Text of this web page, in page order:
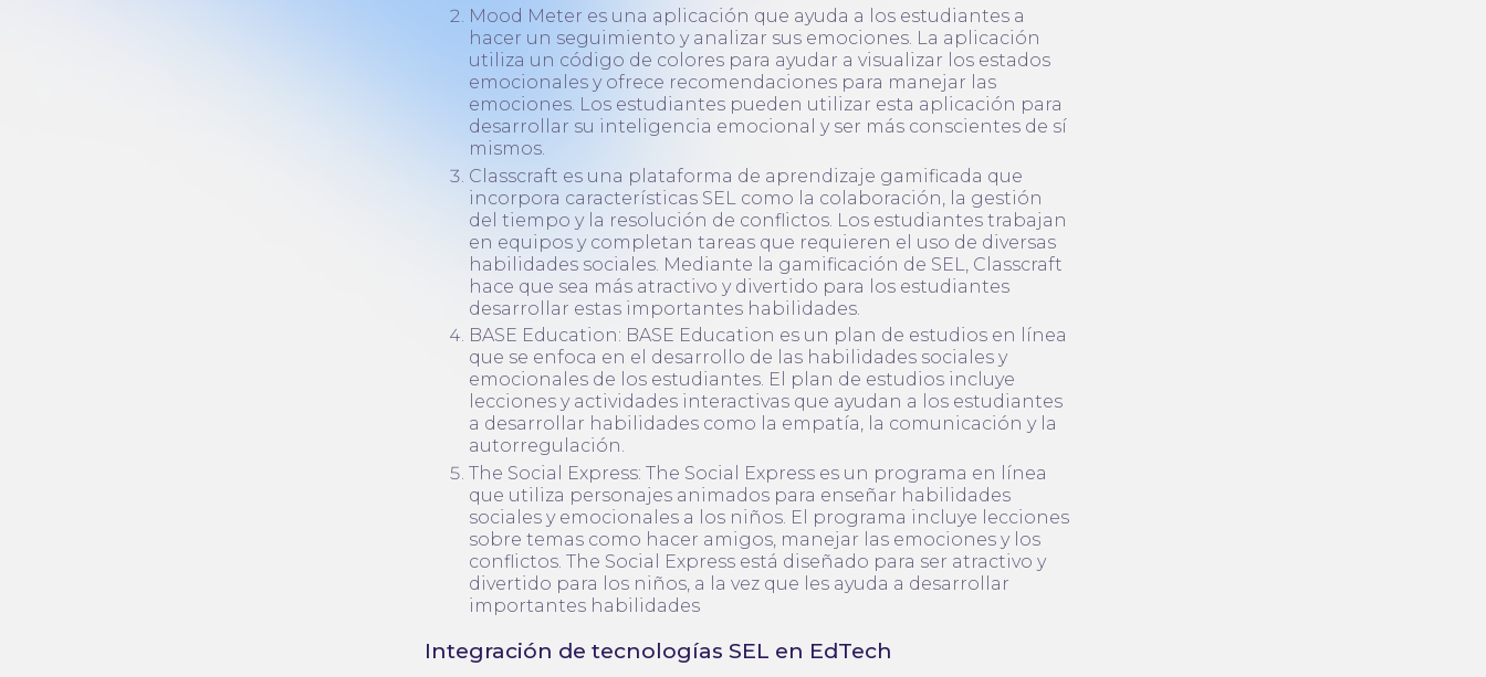
Mood Meter es una aplicación que ayuda a los estudiantes a
hacer un seguimiento y analizar sus emociones. La aplicación
utiliza un código de colores para ayudar a visualizar los estados
emocionales y ofrece recomendaciones para manejar las
emociones. Los estudiantes pueden utilizar esta aplicación para
desarrollar su inteligencia emocional y ser más conscientes de sí
mismos.
Classcraft es una plataforma de aprendizaje gamificada que
incorpora características SEL como la colaboración, la gestión
del tiempo y la resolución de conflictos. Los estudiantes trabajan
en equipos y completan tareas que requieren el uso de diversas
habilidades sociales. Mediante la gamificación de SEL, Classcraft
hace que sea más atractivo y divertido para los estudiantes
desarrollar estas importantes habilidades.
BASE Education: BASE Education es un plan de estudios en línea
que se enfoca en el desarrollo de las habilidades sociales y
emocionales de los estudiantes. El plan de estudios incluye
lecciones y actividades interactivas que ayudan a los estudiantes
a desarrollar habilidades como la empatía, la comunicación y la
autorregulación.
The Social Express: The Social Express es un programa en línea
que utiliza personajes animados para enseñar habilidades
sociales y emocionales a los niños. El programa incluye lecciones
sobre temas como hacer amigos, manejar las emociones y los
conflictos. The Social Express está diseñado para ser atractivo y
divertido para los niños, a la vez que les ayuda a desarrollar
importantes habilidades
Integración de tecnologías SEL en EdTech